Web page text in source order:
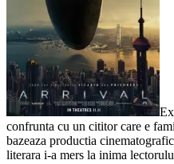
confrunta cu un cititor care e
bazeaza productia
literara i-a mers la inima